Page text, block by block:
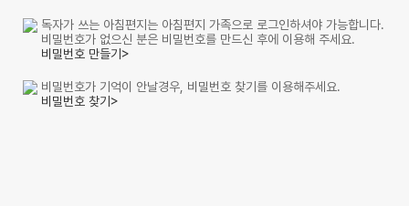
독자가 쓰는 아침편지는 아침편지 가족으로 로그인하셔야 가능합니다.
비밀번호가 없으신 분은 비밀번호를 만드신 후에 이용해 주세요.
비밀번호 만들기>
비밀번호가 기억이 안날경우, 비밀번호 찾기를 이용해주세요.
비밀번호 찾기>